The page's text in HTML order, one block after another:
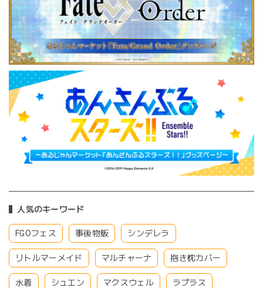
人気のキーワード
FGOフェス 事後物販 シンデレラ
リトルマーメイド マルチャーナ 抱き枕カバー
水着 シュエン マクスウェル ラプラス